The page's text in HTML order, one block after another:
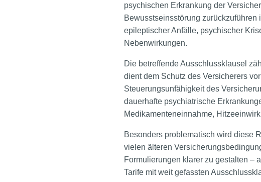
psychischen Erkrankung der
Bewusstseinsstörung
epileptischer Anfälle, psychischer
Nebenwirkungen.
Die betreffende Ausschlussklausel
dient dem Schutz des Versicherers
Steuerungsunfähigkeit des
dauerhafte psychiatrische
Medikamenteneinnahme,
Besonders problematisch wird diese
vielen älteren
Formulierungen klarer zu gestalten –
Tarife mit weit gefassten